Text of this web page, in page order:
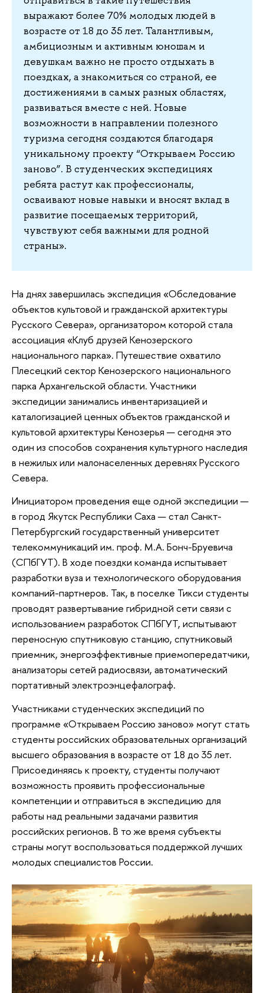
выражают более 70% молодых людей в
возрасте от 18 до 35 лет. Талантливым,
амбициозным и активным юношам и
девушкам важно не просто отдыхать в
поездках, а знакомиться со страной, ее
достижениями в самых разных областях,
развиваться вместе с ней. Новые
возможности в направлении полезного
туризма сегодня создаются благодаря
уникальному проекту “Открываем Россию
заново”. В студенческих экспедициях
ребята растут как профессионалы,
осваивают новые навыки и вносят вклад в
развитие посещаемых территорий,
чувствуют себя важными для родной
страны».
На днях завершилась экспедиция «Обследование
объектов культовой и гражданской архитектуры
Русского Севера», организатором которой стала
ассоциация «Клуб друзей Кенозерского
национального парка». Путешествие охватило
Плесецкий сектор Кенозерского национального
парка Архангельской области. Участники
экспедиции занимались инвентаризацией и
каталогизацией ценных объектов гражданской и
культовой архитектуры Кенозерья — сегодня это
один из способов сохранения культурного наследия
в нежилых или малонаселенных деревнях Русского
Севера.
Инициатором проведения еще одной экспедиции —
в город Якутск Республики Саха — стал Санкт-
Петербургский государственный университет
телекоммуникаций им. проф. М.А. Бонч-Бруевича
(СПбГУТ). В ходе поездки команда испытывает
разработки вуза и технологического оборудования
компаний-партнеров. Так, в поселке Тикси студенты
проводят развертывание гибридной сети связи с
использованием разработок СПбГУТ, испытывают
переносную спутниковую станцию, спутниковый
приемник, энергоэффективные приемопередатчики,
анализаторы сетей радиосвязи, автоматический
портативный электроэнцефалограф.
Участниками студенческих экспедиций по
программе «Открываем Россию заново» могут стать
студенты российских образовательных организаций
высшего образования в возрасте от 18 до 35 лет.
Присоединяясь к проекту, студенты получают
возможность проявить профессиональные
компетенции и отправиться в экспедицию для
работы над реальными задачами развития
российских регионов. В то же время субъекты
страны могут воспользоваться поддержкой лучших
молодых специалистов России.